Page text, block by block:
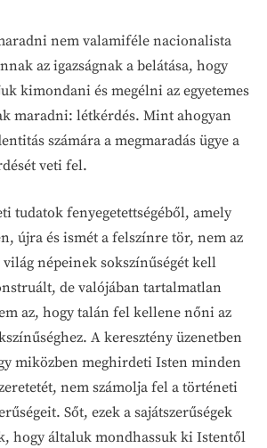
nem valamiféle nacionalista
az igazságnak a belátása, hogy
kimondani és megélni az egyetemes
maradni: létkérdés. Mint ahogyan
számára a megmaradás ügye a
veti fel.
tudatok fenyegetettségéből, amely
újra és ismét a felszínre tör, nem az
népeinek sokszínűségét kell
de valójában tartalmatlan
az, hogy talán fel kellene nőni az
A keresztény üzenetben
miközben meghirdeti Isten minden
nem számolja fel a történeti
Sőt, ezek a sajátszerűségek
hogy általuk mondhassuk ki Istentől